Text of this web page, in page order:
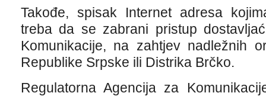
Takođe, spisak Internet adresa
treba da se zabrani pristup
Komunikacije, na zahtjev nadležnih
Republike Srpske ili Distrika Brčko.
Regulatorna Agencija za